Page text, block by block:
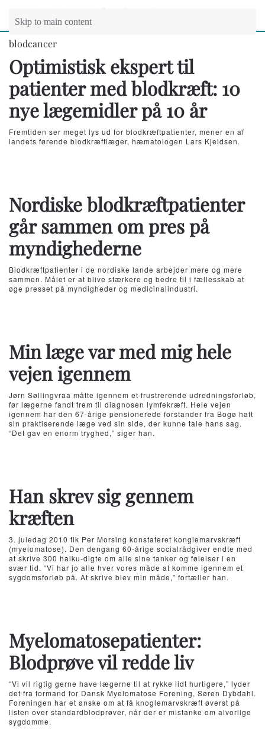
Skip to main content
blodcancer
Optimistisk ekspert til
patienter med blodkræft: 10
nye lægemidler på 10 år
Fremtiden ser meget lys ud for blodkræftpatienter, mener en af
landets førende blodkræftlæger, hæmatologen Lars Kjeldsen.
Nordiske blodkræftpatienter
går sammen om pres på
myndighederne
Blodkræftpatienter i de nordiske lande arbejder mere og mere
sammen. Målet er at blive stærkere og bedre til i fællesskab at
øge presset på myndigheder og medicinalindustri.
Min læge var med mig hele
vejen igennem
Jørn Søllingvraa måtte igennem et frustrerende udredningsforløb,
før lægerne fandt frem til diagnosen lymfekræft. Hele vejen
igennem har den 67-årige pensionerede forstander fra Bogø haft
sin praktiserende læge ved sin side, der kunne tale hans sag.
“Det gav en enorm tryghed,” siger han.
Han skrev sig gennem
kræften
3. juledag 2010 fik Per Morsing konstateret konglemarvskræft
(myelomatose). Den dengang 60-årige socialrådgiver endte med
at skrive 300 haiku-digte om alle sine tanker og følelser i en
svær tid. “Vi har jo alle hver vores måde at komme igennem et
sygdomsforløb på. At skrive blev min måde,” fortæller han.
Myelomatosepatienter:
Blodprøve vil redde liv
“Vi vil rigtig gerne have lægerne til at rykke lidt hurtigere,” lyder
det fra formand for Dansk Myelomatose Forening, Søren Dybdahl.
Foreningen har et ønske om at få knoglemarvskræft øverst på
listen over standardblodprøver, når der er mistanke om alvorlige
sygdomme.